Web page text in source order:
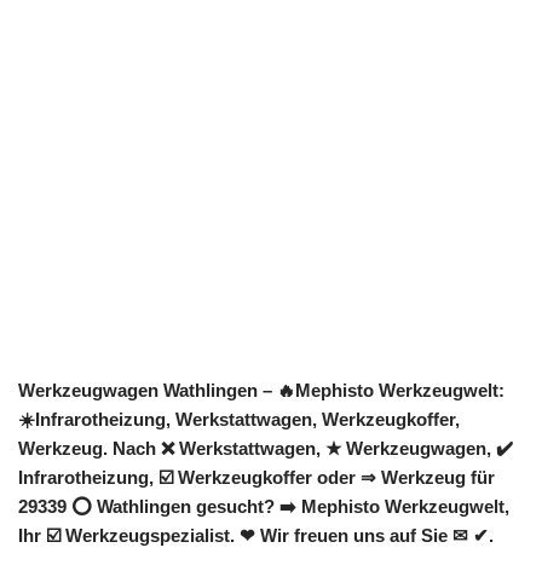
Werkzeugwagen Wathlingen – 🔥Mephisto Werkzeugwelt:
☀️Infrarotheizung, Werkstattwagen, Werkzeugkoffer,
Werkzeug. Nach ❌ Werkstattwagen, ★ Werkzeugwagen, ✔️
Infrarotheizung, ☑️ Werkzeugkoffer oder ⇒ Werkzeug für
29339 ⭕ Wathlingen gesucht? ➡️ Mephisto Werkzeugwelt,
Ihr ☑️ Werkzeugspezialist. ❤ Wir freuen uns auf Sie ✉ ✔.